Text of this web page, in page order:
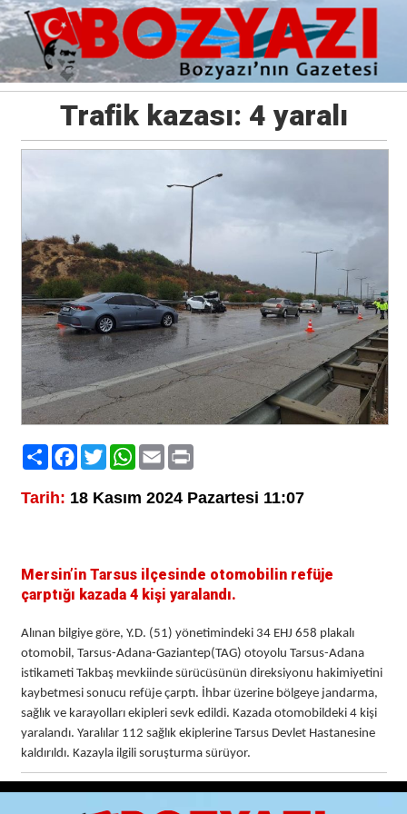
Trafik kazası: 4 yaralı
PaylaşFacebook
TwitterWhatsApp
EmailPrint
Tarih: 18 Kasım 2024 Pazartesi 11:07
Mersin’in Tarsus ilçesinde otomobilin refüje
çarptığı kazada 4 kişi yaralandı.
Alınan bilgiye göre, Y.D. (51) yönetimindeki 34 EHJ 658 plakalı
otomobil, Tarsus-Adana-Gaziantep(TAG) otoyolu Tarsus-Adana
istikameti Takbaş mevkiinde sürücüsünün direksiyonu hakimiyetini
kaybetmesi sonucu refüje çarptı. İhbar üzerine bölgeye jandarma,
sağlık ve karayolları ekipleri sevk edildi. Kazada otomobildeki 4 kişi
yaralandı. Yaralılar 112 sağlık ekiplerine Tarsus Devlet Hastanesine
kaldırıldı. Kazayla ilgili soruşturma sürüyor.